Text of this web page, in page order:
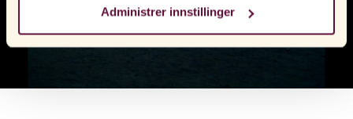
du har besøkt nettsiden vår før og akseptert bruken av
informasjonskapsler, kan du alltid slette dem ved å
Administrer innstillinger